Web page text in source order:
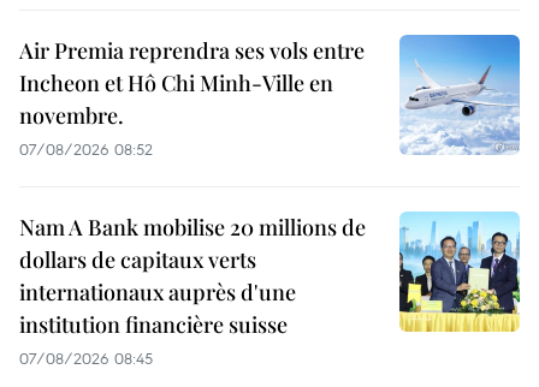
Air Premia reprendra ses vols entre
Incheon et Hô Chi Minh-Ville en
novembre.
07/08/2026 08:52
Nam A Bank mobilise 20 millions de
dollars de capitaux verts
internationaux auprès d'une
institution financière suisse
07/08/2026 08:45